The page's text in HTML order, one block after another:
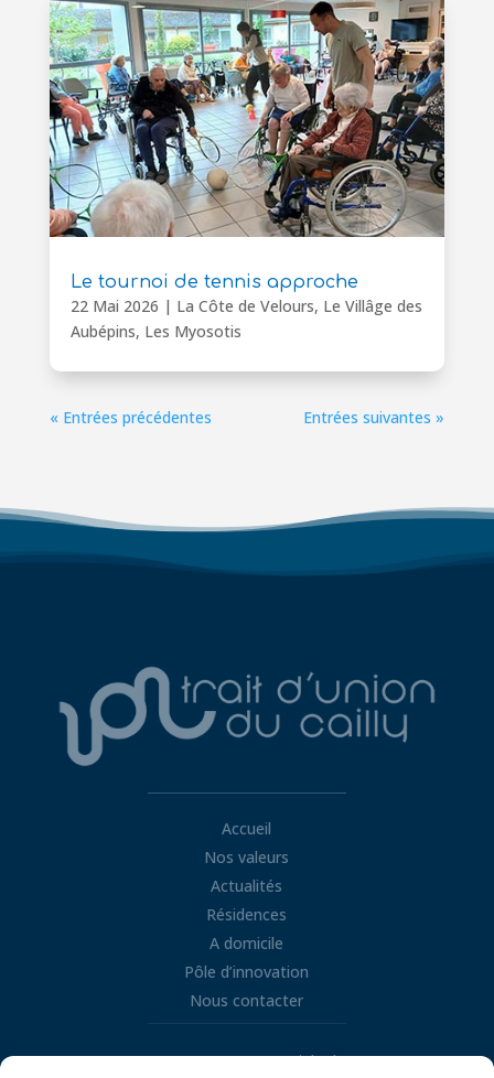
Le tournoi de tennis approche
22 Mai 2026 | La Côte de Velours, Le Villâge des
Aubépins, Les Myosotis
« Entrées précédentes Entrées suivantes »
Accueil
Nos valeurs
Actualités
Résidences
A domicile
Pôle d’innovation
Nous contacter
Retrouvez nous sur LinkedIn